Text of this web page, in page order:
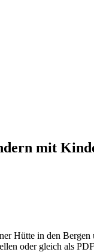
mit
Hütte in den
oder gleich als